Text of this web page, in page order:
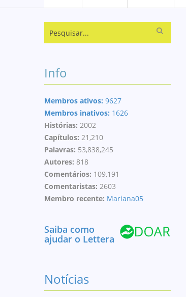
Info
Membros ativos: 9627
Membros inativos: 1626
Histórias: 2002
Capítulos: 21,210
Palavras: 53,838,245
Autores: 818
Comentários: 109,191
Comentaristas: 2603
Membro recente: Mariana05
Saiba como
ajudar o Lettera
Notícias